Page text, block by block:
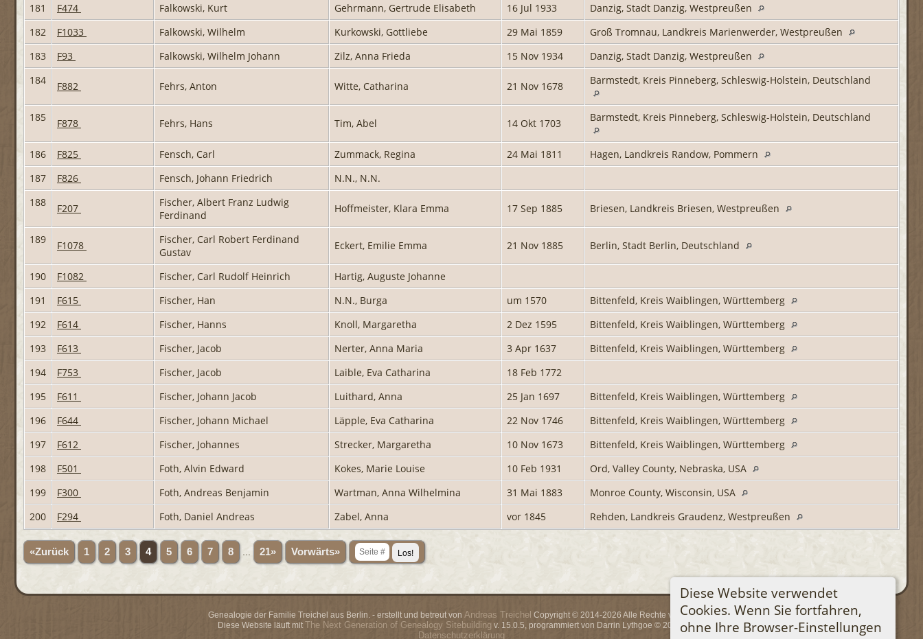
Diese Website verwendet
Cookies. Wenn Sie fortfahren,
ohne Ihre Browser-Einstellungen
181
F474 Falkowski, Kurt Gehrmann, Gertrude Elisabeth 16 Jul 1933
Danzig, Stadt Danzig, Westpreußen
182
F1033 Falkowski, Wilhelm Kurkowski, Gottliebe 29 Mai 1859
Groß Tromnau, Landkreis Marienwerder, Westpreußen
183
F93 Falkowski, Wilhelm Johann Zilz, Anna Frieda 15 Nov 1934
Danzig, Stadt Danzig, Westpreußen
184
F882 Fehrs, Anton Witte, Catharina 21 Nov 1678 Barmstedt, Kreis Pinneberg, Schleswig-Holstein, Deutschland
185 F878 Fehrs, Hans Tim, Abel 14 Okt 1703 Barmstedt, Kreis Pinneberg, Schleswig-Holstein, Deutschland
186 F825 Fensch, Carl Zummack, Regina 24 Mai 1811
Hagen, Landkreis Randow, Pommern
187
F826 Fensch, Johann Friedrich
N.N., N.N.
188
F207
Fischer, Albert Franz Ludwig
Ferdinand
Hoffmeister, Klara Emma 17 Sep 1885 Briesen, Landkreis Briesen, Westpreußen
189 F1078
Fischer, Carl Robert Ferdinand
Gustav
Eckert, Emilie Emma 21 Nov 1885 Berlin, Stadt Berlin, Deutschland
190 F1082 Fischer, Carl Rudolf Heinrich
Hartig, Auguste Johanne
191
F615 Fischer, Han N.N., Burga um 1570
Bittenfeld, Kreis Waiblingen, Württemberg
192
F614 Fischer, Hanns Knoll, Margaretha 2 Dez 1595
Bittenfeld, Kreis Waiblingen, Württemberg
193
F613 Fischer, Jacob Nerter, Anna Maria 3 Apr 1637
Bittenfeld, Kreis Waiblingen, Württemberg
194
F753 Fischer, Jacob Laible, Eva Catharina
18 Feb 1772
195
F611 Fischer, Johann Jacob Luithard, Anna 25 Jan 1697
Bittenfeld, Kreis Waiblingen, Württemberg
196
F644 Fischer, Johann Michael Läpple, Eva Catharina 22 Nov 1746
Bittenfeld, Kreis Waiblingen, Württemberg
197
F612 Fischer, Johannes Strecker, Margaretha 10 Nov 1673
Bittenfeld, Kreis Waiblingen, Württemberg
198
F501 Foth, Alvin Edward Kokes, Marie Louise 10 Feb 1931
Ord, Valley County, Nebraska, USA
199
F300 Foth, Andreas Benjamin Wartman, Anna Wilhelmina 31 Mai 1883
Monroe County, Wisconsin, USA
200
F294 Foth, Daniel Andreas Zabel, Anna vor 1845 Rehden, Landkreis Graudenz, Westpreußen
«Zurück 1 2 3 4 5 6 7 8 21» Vorwärts»
Genealogie der Familie Treichel aus Berlin. - erstellt und betreut von Andreas Treichel Copyright © 2014-2026 Alle Rechte vorbehalten.
Diese Website läuft mit The Next Generation of Genealogy Sitebuilding v. 15.0.5, programmiert von Darrin Lythgoe © 2001-2026.
Datenschutzerklärung